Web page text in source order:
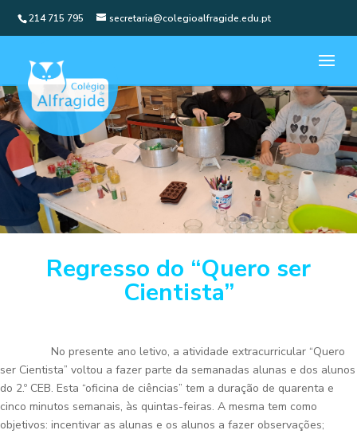
214 715 795 secretaria@colegioalfragide.edu.pt
Regresso do “Quero ser
Cientista”
No presente ano letivo, a atividade extracurricular “Quero
ser Cientista” voltou a fazer parte da semanadas alunas e dos alunos
do 2.º CEB. Esta “oficina de ciências” tem a duração de quarenta e
cinco minutos semanais, às quintas-feiras. A mesma tem como
objetivos: incentivar as alunas e os alunos a fazer observações;